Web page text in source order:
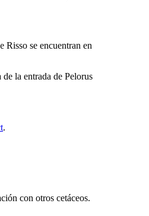
Risso se encuentran en
la entrada de Pelorus
.
con otros cetáceos.